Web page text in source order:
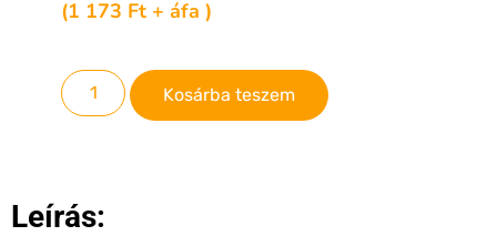
(1 173 Ft + áfa )
Kosárba teszem
Leírás: